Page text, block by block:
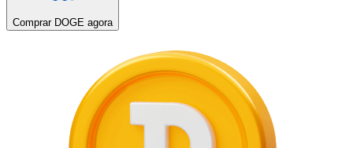
Comprar DOGE agora